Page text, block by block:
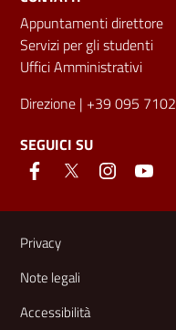
Appuntamenti direttore
Servizi per gli studenti
Uffici Amministrativi
Direzione | +39 095
SEGUICI SU
Link e
Privacy
Note legali
Accessibilità